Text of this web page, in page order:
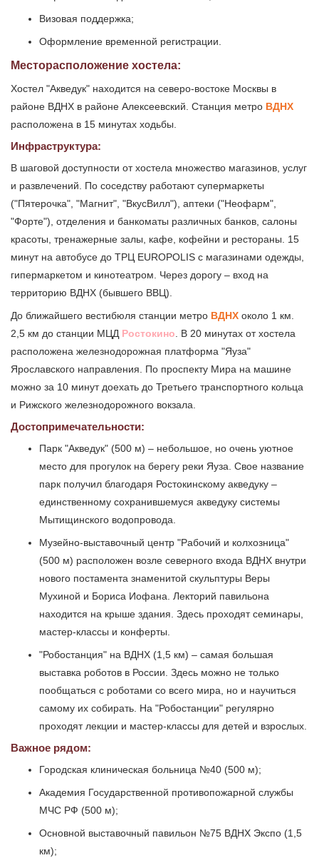
Визовая поддержка;
Оформление временной регистрации.
Месторасположение хостела:
Хостел "Акведук" находится на северо-востоке Москвы в
районе ВДНХ в районе Алексеевский. Станция метро ВДНХ
расположена в 15 минутах ходьбы.
Инфраструктура:
В шаговой доступности от хостела множество магазинов, услуг
и развлечений. По соседству работают супермаркеты
("Пятерочка", "Магнит", "ВкусВилл"), аптеки ("Неофарм",
"Форте"), отделения и банкоматы различных банков, салоны
красоты, тренажерные залы, кафе, кофейни и рестораны. 15
минут на автобусе до ТРЦ EUROPOLIS с магазинами одежды,
гипермаркетом и кинотеатром. Через дорогу – вход на
территорию ВДНХ (бывшего ВВЦ).
До ближайшего вестибюля станции метро ВДНХ около 1 км.
2,5 км до станции МЦД Ростокино. В 20 минутах от хостела
расположена железнодорожная платформа "Яуза"
Ярославского направления. По проспекту Мира на машине
можно за 10 минут доехать до Третьего транспортного кольца
и Рижского железнодорожного вокзала.
Достопримечательности:
Парк "Акведук" (500 м) – небольшое, но очень уютное
место для прогулок на берегу реки Яуза. Свое название
парк получил благодаря Ростокинскому акведуку –
единственному сохранившемуся акведуку системы
Мытищинского водопровода.
Музейно-выставочный центр "Рабочий и колхозница"
(500 м) расположен возле северного входа ВДНХ внутри
нового постамента знаменитой скульптуры Веры
Мухиной и Бориса Иофана. Лекторий павильона
находится на крыше здания. Здесь проходят семинары,
мастер-классы и конферты.
"Робостанция" на ВДНХ (1,5 км) – самая большая
выставка роботов в России. Здесь можно не только
пообщаться с роботами со всего мира, но и научиться
самому их собирать. На "Робостанции" регулярно
проходят лекции и мастер-классы для детей и взрослых.
Важное рядом:
Городская клиническая больница №40 (500 м);
Академия Государственной противопожарной службы
МЧС РФ (500 м);
Основной выставочный павильон №75 ВДНХ Экспо (1,5
км);